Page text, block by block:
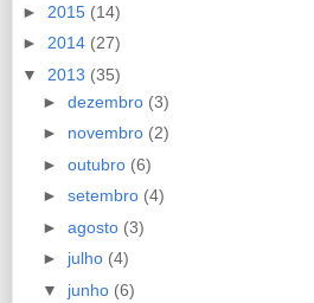
► 2015 (14)
► 2014 (27)
▼ 2013 (35)
► dezembro (3)
► novembro (2)
► outubro (6)
► setembro (4)
► agosto (3)
► julho (4)
▼ junho (6)